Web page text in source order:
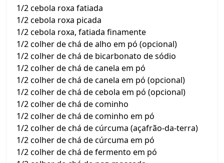
1/2 cebola roxa fatiada
1/2 cebola roxa picada
1/2 cebola roxa, fatiada finamente
1/2 colher de chá de alho em pó (opcional)
1/2 colher de chá de bicarbonato de sódio
1/2 colher de chá de canela em pó
1/2 colher de chá de canela em pó (opcional)
1/2 colher de chá de cebola em pó (opcional)
1/2 colher de chá de cominho
1/2 colher de chá de cominho em pó
1/2 colher de chá de cúrcuma (açafrão-da-terra)
1/2 colher de chá de cúrcuma em pó
1/2 colher de chá de fermento em pó